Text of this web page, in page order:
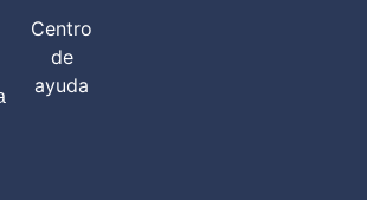
Centro
de
ayuda